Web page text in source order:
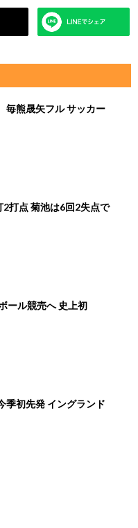
毎熊晟矢フル サッカー
打点 菊池は6回2失点で
ール競売へ 史上初
季初先発 イングランド